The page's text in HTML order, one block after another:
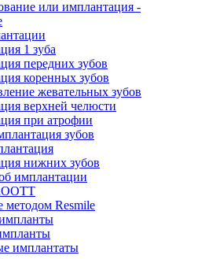
или имплантация -
1 зуба
передних зубов
коренных зубов
жевательных зубов
верхней челюсти
при атрофии
зубов
нижних зубов
имплантации
методом Resmile
имплантаты